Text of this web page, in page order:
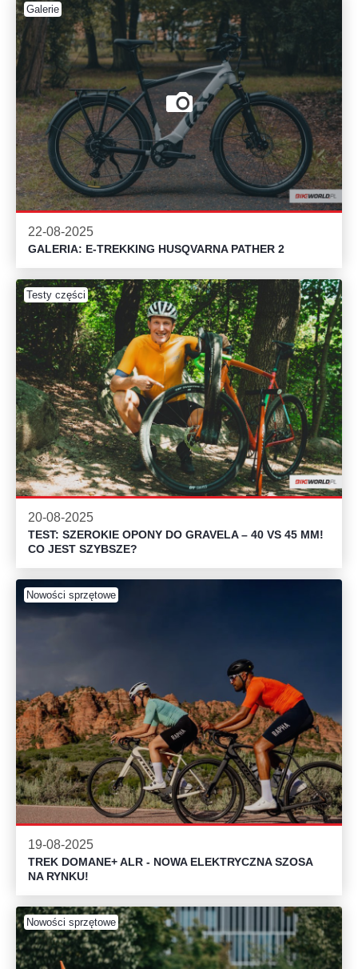
Galerie
22-08-2025
GALERIA: E-TREKKING HUSQVARNA PATHER 2
Testy części
20-08-2025
TEST: SZEROKIE OPONY DO GRAVELA – 40 VS 45 MM!
CO JEST SZYBSZE?
Nowości sprzętowe
19-08-2025
TREK DOMANE+ ALR - NOWA ELEKTRYCZNA SZOSA
NA RYNKU!
Nowości sprzętowe